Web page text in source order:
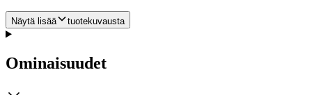
Näytä lisää tuotekuvausta
Ominaisuudet